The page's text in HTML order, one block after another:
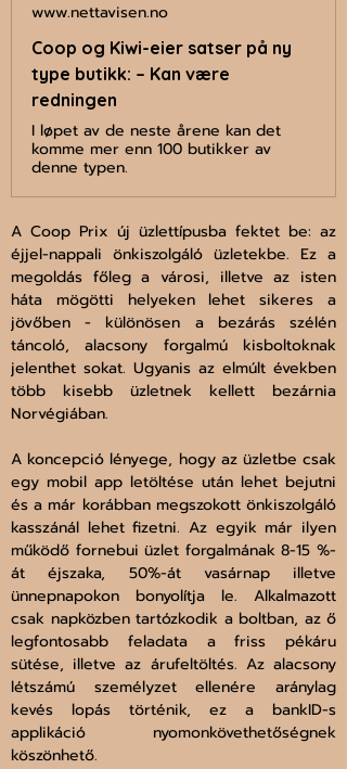
www.nettavisen.no
Coop og Kiwi-eier satser på ny
type butikk: – Kan være
redningen
I løpet av de neste årene kan det
komme mer enn 100 butikker av
denne typen.
A Coop Prix új üzlettípusba fektet be: az
éjjel-nappali önkiszolgáló üzletekbe. Ez a
megoldás főleg a városi, illetve az isten
háta mögötti helyeken lehet sikeres a
jövőben - különösen a bezárás szélén
táncoló, alacsony forgalmú kisboltoknak
jelenthet sokat. Ugyanis az elmúlt években
több kisebb üzletnek kellett bezárnia
Norvégiában.
A koncepció lényege, hogy az üzletbe csak
egy mobil app letöltése után lehet bejutni
és a már korábban megszokott önkiszolgáló
kasszánál lehet fizetni. Az egyik már ilyen
működő fornebui üzlet forgalmának 8-15 %-
át éjszaka, 50%-át vasárnap illetve
ünnepnapokon bonyolítja le. Alkalmazott
csak napközben tartózkodik a boltban, az ő
legfontosabb feladata a friss pékáru
sütése, illetve az árufeltöltés. Az alacsony
létszámú személyzet ellenére aránylag
kevés lopás történik, ez a bankID-s
applikáció nyomonkövethetőségnek
köszönhető.